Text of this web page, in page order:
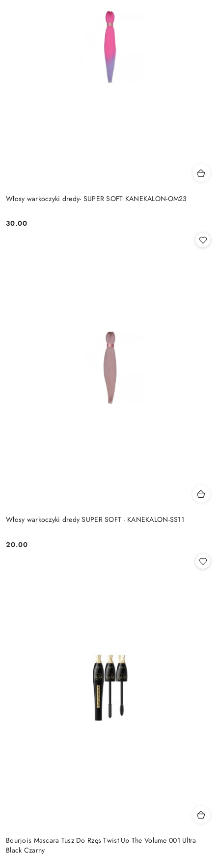
Włosy warkoczyki dredy- SUPER SOFT KANEKALON-OM23
Cena:
30.00
Włosy warkoczyki dredy SUPER SOFT - KANEKALON-SS11
Cena:
20.00
Bourjois Mascara Tusz Do Rzęs Twist Up The Volume 001 Ultra
Black Czarny